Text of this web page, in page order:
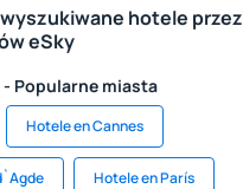
hotele przez
eSky
- Popularne miasta
Hotele en Cannes
Hotele en París